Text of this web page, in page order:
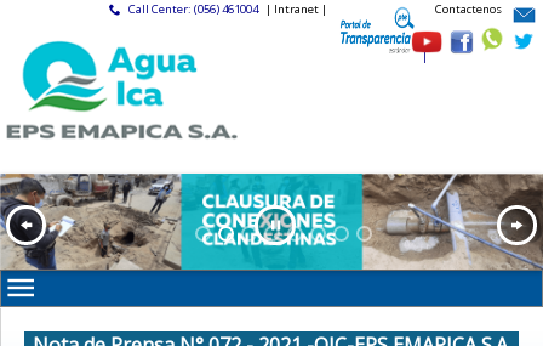
Call Center: (056) 461004 | Intranet |
|
Contactenos